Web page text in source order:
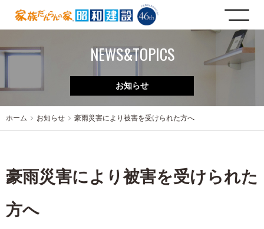
NEWS&TOPICS
お知らせ
ホーム お知らせ 豪雨災害により被害を受けられた方へ
豪雨災害により被害を受けられた
方へ